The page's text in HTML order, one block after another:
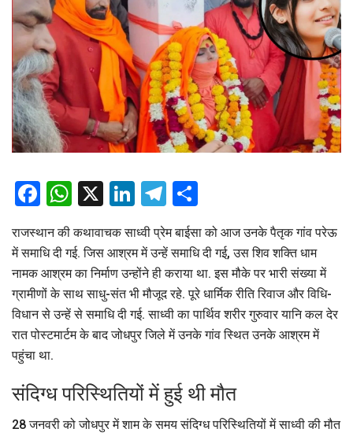
Facebook
WhatsApp
X LinkedIn
Telegram
राजस्थान की कथावाचक साध्वी प्रेम बाईसा को आज उनके पैतृक गांव परेऊ
में समाधि दी गई. जिस आश्रम में उन्हें समाधि दी गई, उस शिव शक्ति धाम
नामक आश्रम का निर्माण उन्होंने ही कराया था. इस मौके पर भारी संख्या में
ग्रामीणों के साथ साधु-संत भी मौजूद रहे. पूरे धार्मिक रीति रिवाज और विधि-
विधान से उन्हें से समाधि दी गई. साध्वी का पार्थिव शरीर गुरुवार यानि कल देर
रात पोस्टमार्टम के बाद जोधपुर जिले में उनके गांव स्थित उनके आश्रम में
पहुंचा था.
संदिग्ध परिस्थितियों में हुई थी मौत
28 जनवरी को जोधपुर में शाम के समय संदिग्ध परिस्थितियों में साध्वी की मौत